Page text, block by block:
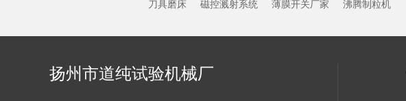
刀具磨床 磁控溅射系统 薄膜开关厂家 沸腾制粒机
扬州市道纯试验机械厂